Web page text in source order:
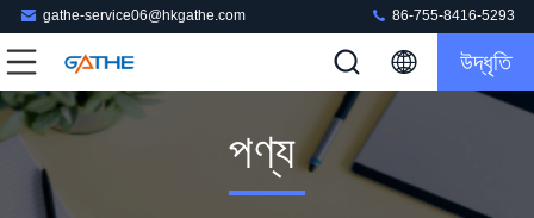
gathe-service06@hkgathe.com 86-755-8416-5293
উদ্ধৃতি
পণ্য